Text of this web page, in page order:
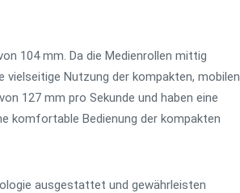
104 mm. Da die Medienrollen mittig
vielseitige Nutzung der kompakten, mobilen
127 mm pro Sekunde und haben eine
komfortable Bedienung der kompakten
ausgestattet und gewährleisten